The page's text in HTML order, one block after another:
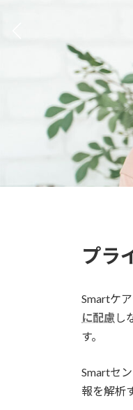
プラ
Smartケ
に配慮 し
す。
Smartセ
報を解析